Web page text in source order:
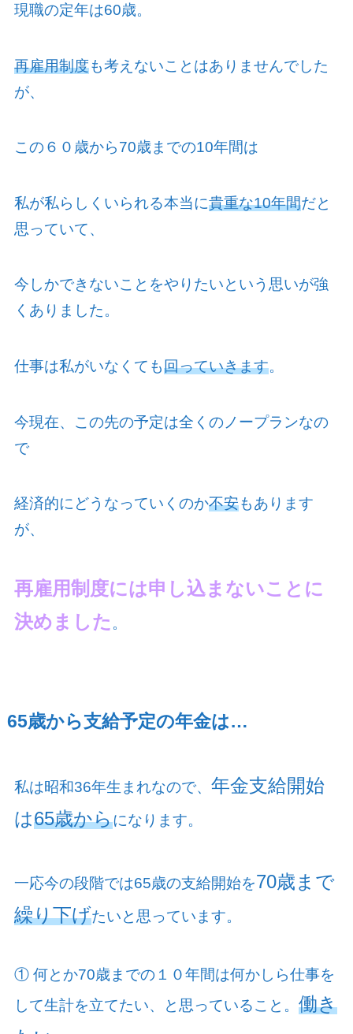
現職の定年は60歳。
再雇用制度も考えないことはありませんでした
が、
この６０歳から70歳までの10年間は
私が私らしくいられる本当に貴重な10年間だと
思っていて、
今しかできないことをやりたいという思いが強
くありました。
仕事は私がいなくても回っていきます。
今現在、この先の予定は全くのノープランなの
で
経済的にどうなっていくのか不安もあります
が、
再雇用制度には申し込まないことに
決めました 。
65歳から支給予定の年金は…
私は昭和36年生まれなので、 年金支給開始
は65歳からになります。
一応今の段階では65歳の支給開始を70歳まで
繰り下げたいと思っています。
① 何とか70歳までの１０年間は何かしら仕事を
して生計を立てたい、と思っていること。 働き